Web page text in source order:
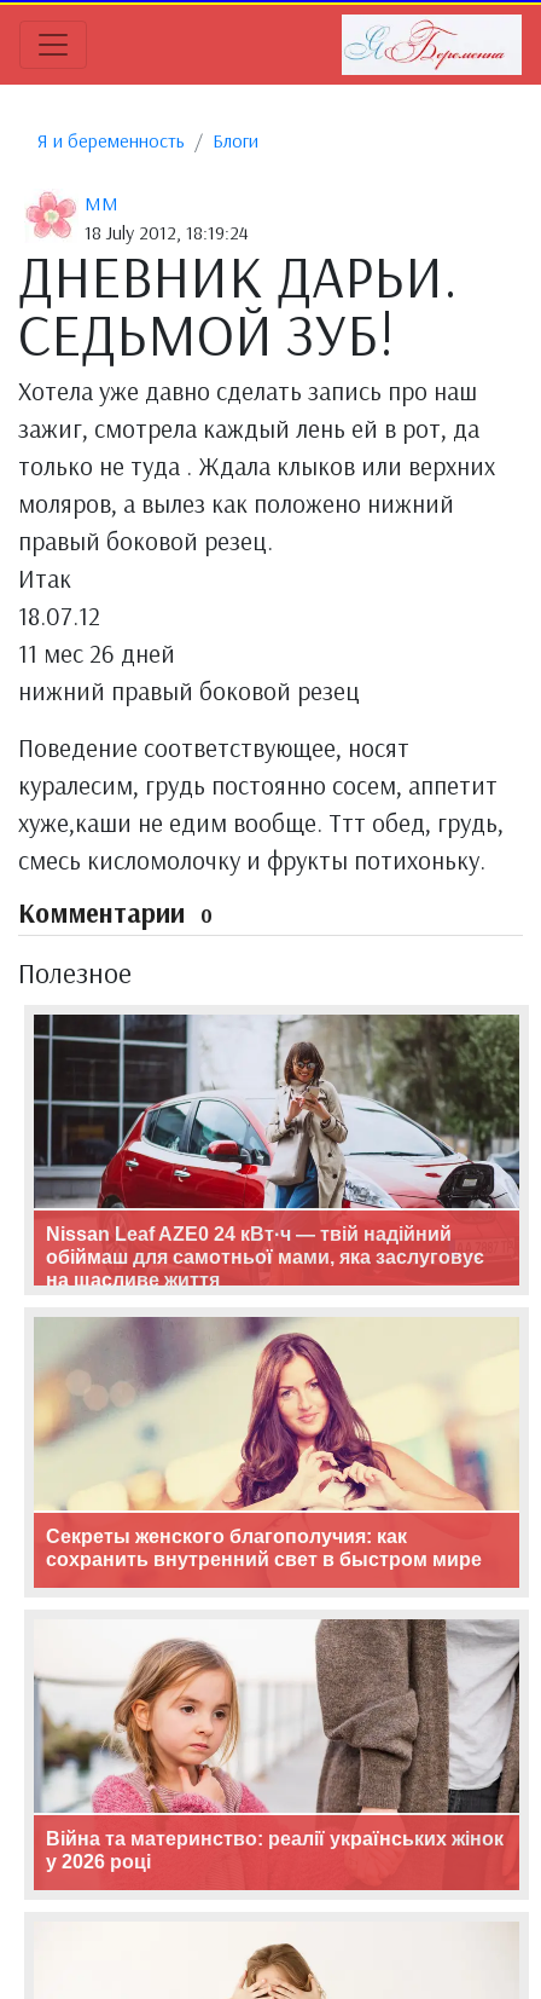
Я и беременность Блоги
MM
18 July 2012, 18:19:24
ДНЕВНИК ДАРЬИ.
СЕДЬМОЙ ЗУБ!
Хотела уже давно сделать запись про наш
зажиг, смотрела каждый лень ей в рот, да
только не туда . Ждала клыков или верхних
моляров, а вылез как положено нижний
правый боковой резец.
Итак
18.07.12
11 мес 26 дней
нижний правый боковой резец
Поведение соответствующее, носят
куралесим, грудь постоянно сосем, аппетит
хуже,каши не едим вообще. Ттт обед, грудь,
смесь кисломолочку и фрукты потихоньку.
Комментарии 0
Полезное
Nissan Leaf AZE0 24 кВт·ч — твій надійний
обіймаш для самотньої мами, яка заслуговує
на щасливе життя
Секреты женского благополучия: как
сохранить внутренний свет в быстром мире
Війна та материнство: реалії українських жінок
у 2026 році